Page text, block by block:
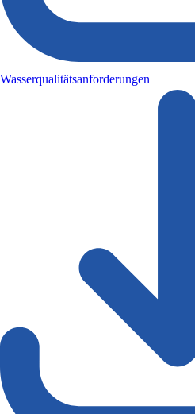
Wasserqualitätsanforderungen